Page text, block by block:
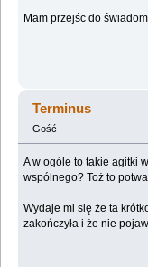
Mam przejśc do
Terminus
Gość
A w ogóle to takie agitki
wspólnego? Toż to
Wydaje mi się że ta
zakończyła i że nie